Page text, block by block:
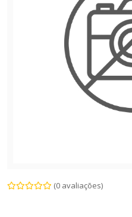
(0 avaliações)